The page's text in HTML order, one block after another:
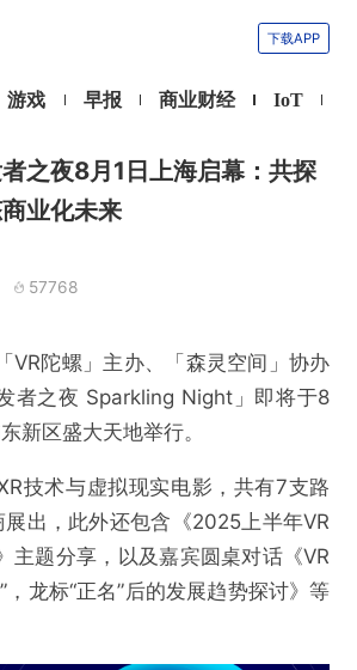
下载APP
游戏 早报 商业财经 IoT
之夜8月1日上海启幕：共探
业化未来
57768
VR陀螺」主办、「森灵空间」协办
者之夜 Sparkling Night」即将于8
新区盛大天地举行。
技术与虚拟现实电影，共有7支路
出，此外还包含《2025上半年VR
主题分享，以及嘉宾圆桌对话《VR
，龙标“正名”后的发展趋势探讨》等